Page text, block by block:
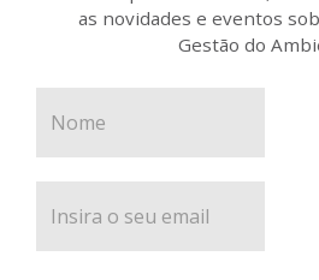
as novidades e eventos
Gestão do